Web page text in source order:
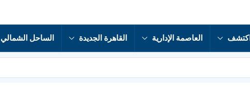
اكتشف العاصمة الإدارية القاهرة الجديدة الساحل الشمالي